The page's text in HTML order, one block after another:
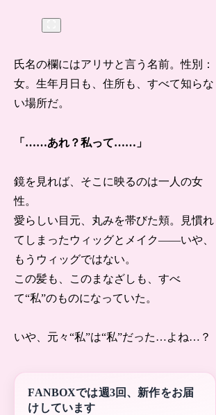
氏名の欄にはアリサと言う名前。性別：
女。生年月日も、住所も、すべて知らな
い場所だ。
「……あれ？私って……」
鏡を見れば、そこに映るのは一人の女
性。
愛らしい目元、丸みを帯びた頬。見慣れ
てしまったウィッグとメイク――いや、
もうウィッグではない。
この髪も、このまなざしも、すべ
て“私”のものになっていた。
いや、元々“私”は“私”だった…よね…？
FANBOXでは週3回、新作をお届
けしています